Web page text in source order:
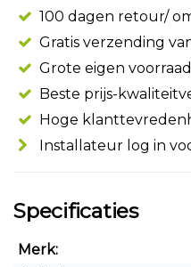
100 dagen retour/
Gratis verzending
Grote eigen voorraad
Beste prijs-
Hoge
Installateur log in
Specificaties
Merk: